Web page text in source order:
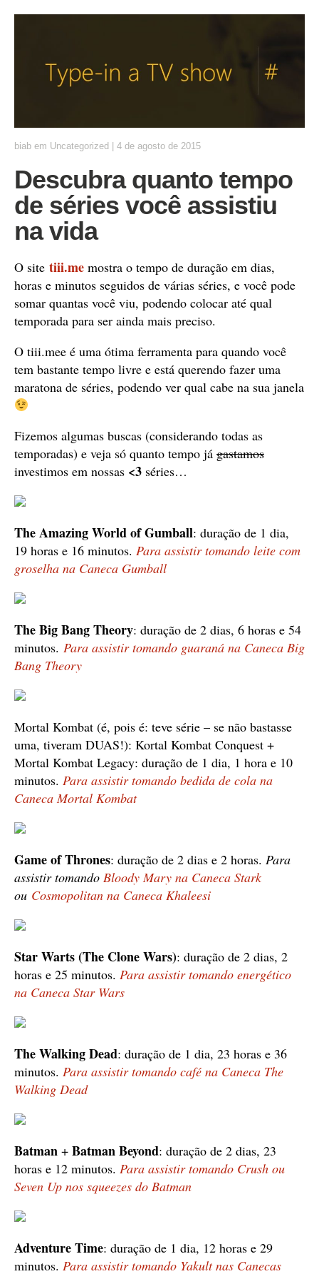
biab em Uncategorized 4 de agosto de 2015
Descubra quanto tempo
de séries você assistiu
na vida
O site tiii.me mostra o tempo de duração em dias,
horas e minutos seguidos de várias séries, e você pode
somar quantas você viu, podendo colocar até qual
temporada para ser ainda mais preciso.
O tiii.mee é uma ótima ferramenta para quando você
tem bastante tempo livre e está querendo fazer uma
maratona de séries, podendo ver qual cabe na sua janela
Fizemos algumas buscas (considerando todas as
temporadas) e veja só quanto tempo já gastamos
investimos em nossas <3 séries…
The Amazing World of Gumball: duração de 1 dia,
19 horas e 16 minutos. Para assistir tomando leite com
groselha na Caneca Gumball
The Big Bang Theory: duração de 2 dias, 6 horas e 54
minutos. Para assistir tomando guaraná na Caneca Big
Bang Theory
Mortal Kombat (é, pois é: teve série – se não bastasse
uma, tiveram DUAS!): Kortal Kombat Conquest +
Mortal Kombat Legacy: duração de 1 dia, 1 hora e 10
minutos. Para assistir tomando bedida de cola na
Caneca Mortal Kombat
Game of Thrones: duração de 2 dias e 2 horas. Para
assistir tomando Bloody Mary na Caneca Stark
ou Cosmopolitan na Caneca Khaleesi
Star Warts (The Clone Wars): duração de 2 dias, 2
horas e 25 minutos. Para assistir tomando energético
na Caneca Star Wars
The Walking Dead: duração de 1 dia, 23 horas e 36
minutos. Para assistir tomando café na Caneca The
Walking Dead
Batman + Batman Beyond: duração de 2 dias, 23
horas e 12 minutos. Para assistir tomando Crush ou
Seven Up nos squeezes do Batman
Adventure Time: duração de 1 dia, 12 horas e 29
minutos. Para assistir tomando Yakult nas Canecas